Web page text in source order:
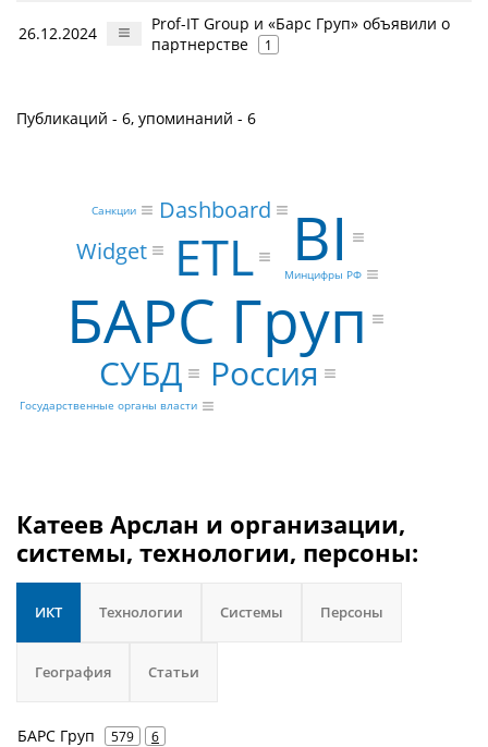
26.12.2024
Prof-IT Group и «Барс Груп» объявили о
партнерстве
1
Публикаций - 6, упоминаний - 6
БАРС Груп
BI
ETL
СУБД Россия
Dashboard
Widget
Государственные органы власти
Санкции
Минцифры РФ
Катеев Арслан и организации,
системы, технологии, персоны:
ИКТ Технологии Системы Персоны
География Статьи
БАРС Груп 579 6